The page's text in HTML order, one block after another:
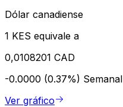
Dólar canadiense
1 KES equivale a
0,0108201 CAD
-0.0000 (0.37%) Semanal
Ver gráfico